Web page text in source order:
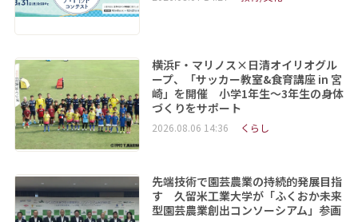
横浜F・マリノス×日清オイリオグル
ープ、「サッカー教室&食育講座 in 宮
崎」を開催 小学1年生～3年生の身体
づくりをサポート
2026.08.06 14:36 くらし
先端技術で園芸農業の持続的発展目指
す 久留米工業大学が「ふくおか未来
型園芸農業創出コンソーシアム」参画